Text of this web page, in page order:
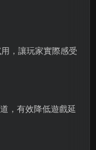
，讓玩家實際感受
，有效降低遊戲延